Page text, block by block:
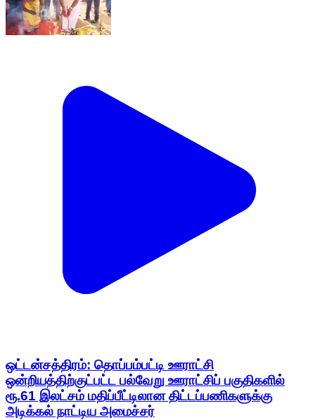
ஒட்டன்சத்திரம்: தொப்பம்பட்டி ஊராட்சி
ஒன்றியத்திற்குட்பட்ட பல்வேறு ஊராட்சிப் பகுதிகளில்
ரூ.61 இலட்சம் மதிப்பீட்டிலான திட்டப்பணிகளுக்கு
அடிக்கல் நாட்டிய அமைச்சர்